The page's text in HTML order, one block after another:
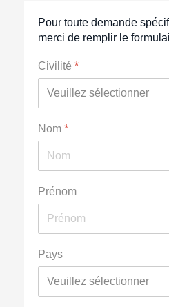
Pour toute demande
merci de remplir le
Civilité *
Nom *
Prénom
Pays